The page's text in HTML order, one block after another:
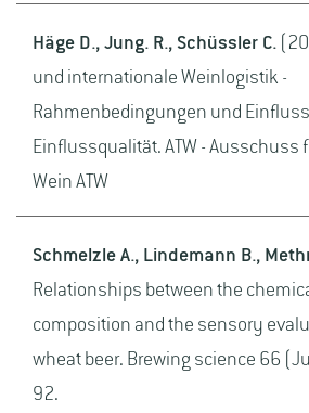
Häge D., Jung. R., Schüssler C.
und internationale Weinlogistik -
Rahmenbedingungen und
Einflussqualität. ATW - Ausschuss
Wein ATW
Schmelzle A., Lindemann B.,
Relationships between the
composition and the sensory
wheat beer. Brewing science 66
92.